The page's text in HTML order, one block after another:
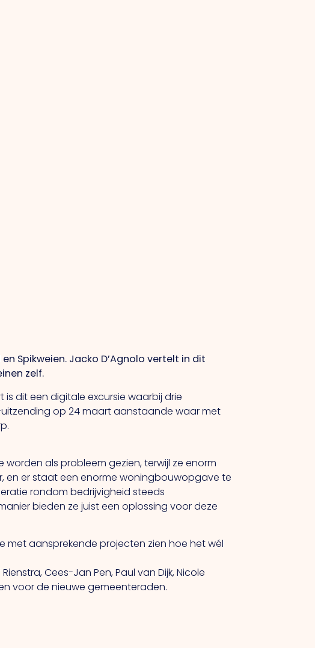
Spikweien. Jacko D’Agnolo vertelt in dit
zelf.
is dit een digitale excursie waarbij drie
op 24 maart aanstaande waar met
als probleem gezien, terwijl ze enorm
en er staat een enorme woningbouwopgave te
rondom bedrijvigheid steeds
bieden ze juist een oplossing voor deze
met aansprekende projecten zien hoe het wél
Cees-Jan Pen, Paul van Dijk, Nicole
voor de nieuwe gemeenteraden.